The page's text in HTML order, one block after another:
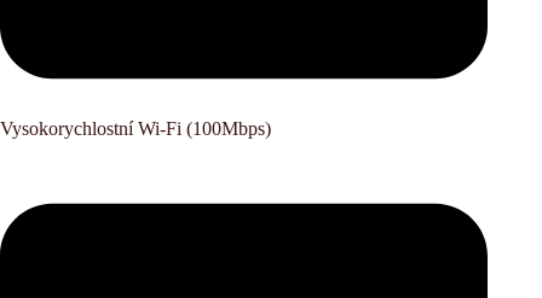
Vysokorychlostní Wi-Fi (100Mbps)